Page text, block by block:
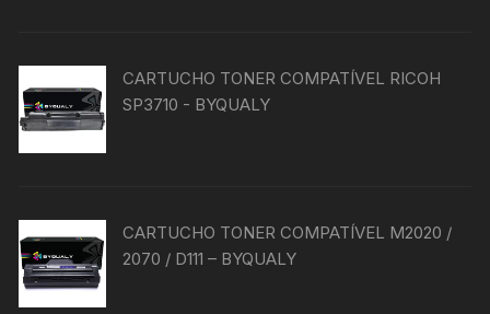
CARTUCHO TONER COMPATÍVEL RICOH
SP3710 - BYQUALY
CARTUCHO TONER COMPATÍVEL M2020 /
2070 / D111 – BYQUALY